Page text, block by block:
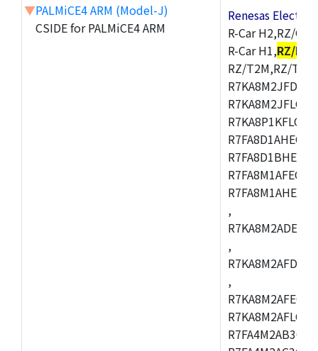
▼PALMiCE4 ARM (Model-J)
CSIDE for PALMiCE4 ARM
Renesas
R-Car H2,RZ/
R-Car H1,RZ/N1D
RZ/T2M,RZ/
,
,
,